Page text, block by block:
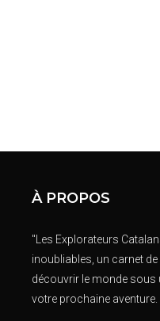
À PROPOS
"Les Explorateurs
inoubliables, un carnet
découvrir le monde sous
votre prochaine aventure.